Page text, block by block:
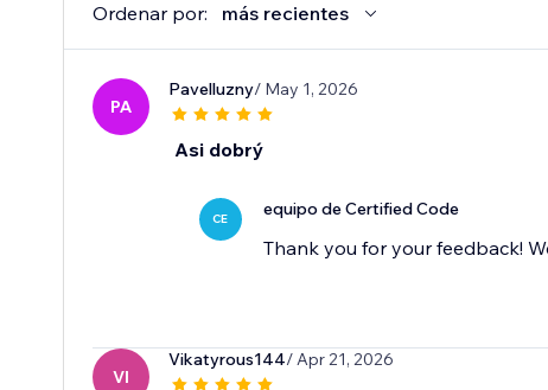
Ordenar por: más recientes
PA
Pavelluzny/ May 1, 2026
Asi dobrý
CE equipo de Certified Code
Thank you for your feedback!
VI
Vikatyrous144/ Apr 21, 2026